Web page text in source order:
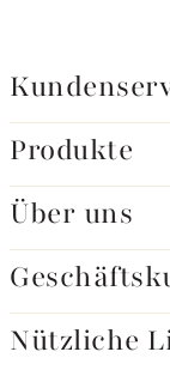
Produkte
Über uns
Nützliche